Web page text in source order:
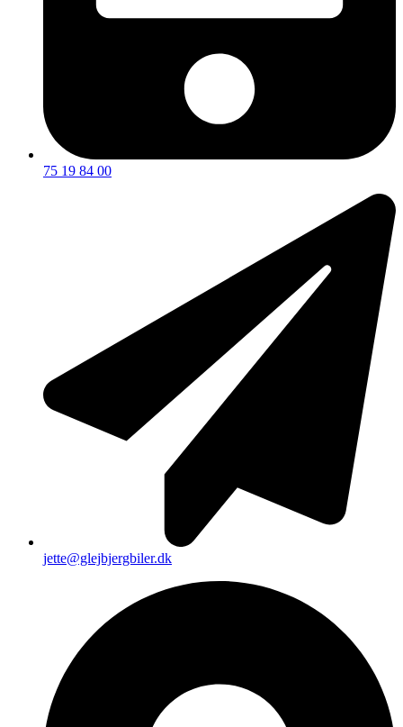
75 19 84 00
jette@glejbjergbiler.dk